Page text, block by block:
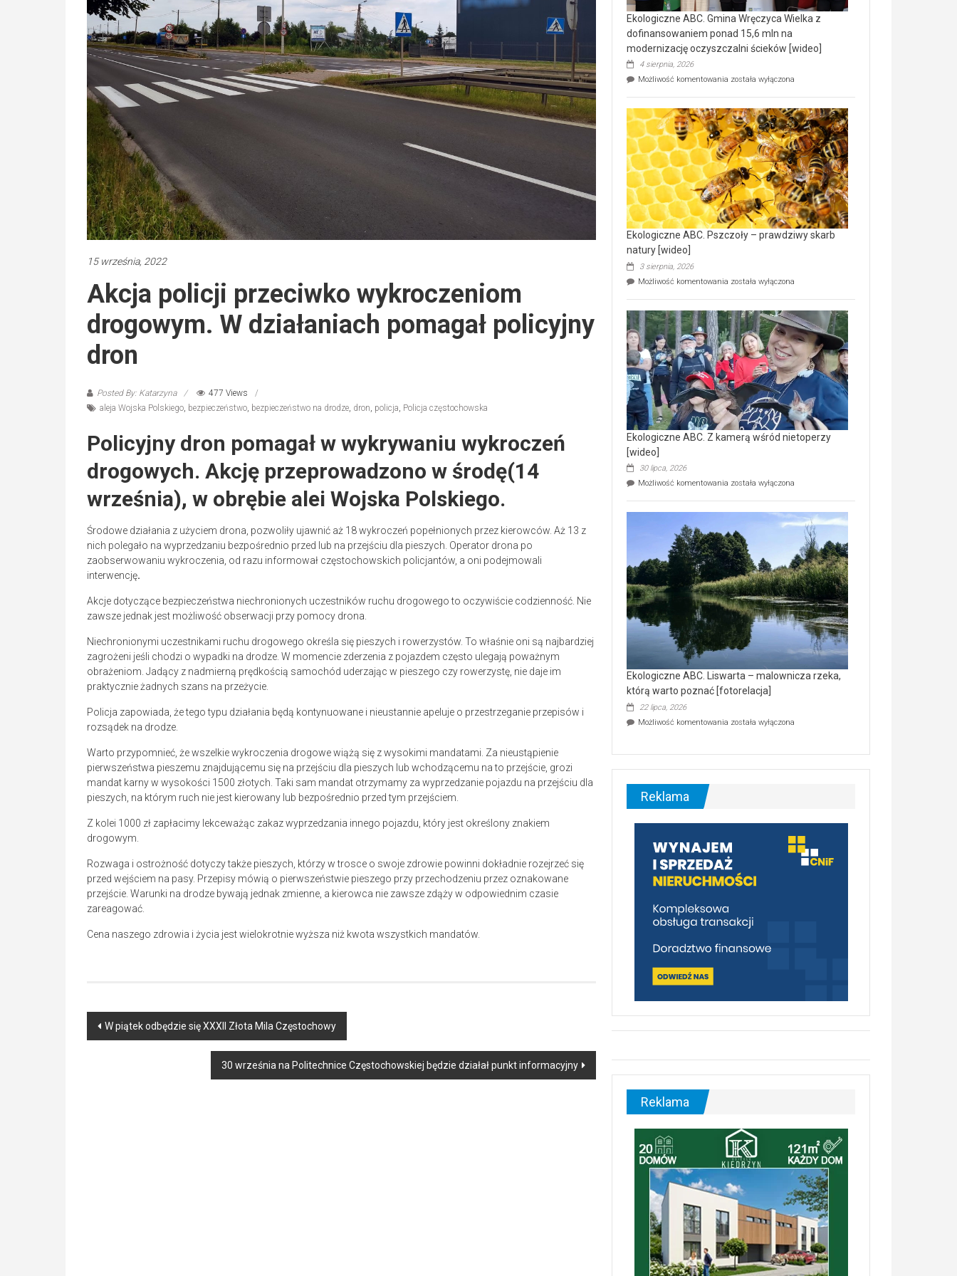
15 września, 2022
Akcja policji przeciwko wykroczeniom
drogowym. W działaniach pomagał policyjny
dron
Posted By: Katarzyna
477 Views
aleja Wojska Polskiego bezpieczeństwo bezpieczeństwo na drodze dron policja Policja częstochowska
Policyjny dron pomagał w wykrywaniu wykroczeń
drogowych. Akcję przeprowadzono w środę(14
września), w obrębie alei Wojska Polskiego.
Środowe działania z użyciem drona, pozwoliły ujawnić aż 18 wykroczeń popełnionych przez kierowców. Aż 13 z
nich polegało na wyprzedzaniu bezpośrednio przed lub na przejściu dla pieszych. Operator drona po
zaobserwowaniu wykroczenia, od razu informował częstochowskich policjantów, a oni podejmowali
interwencję.
Akcje dotyczące bezpieczeństwa niechronionych uczestników ruchu drogowego to oczywiście codzienność. Nie
zawsze jednak jest możliwość obserwacji przy pomocy drona.
Niechronionymi uczestnikami ruchu drogowego określa się pieszych i rowerzystów. To właśnie oni są najbardziej
zagrożeni jeśli chodzi o wypadki na drodze. W momencie zderzenia z pojazdem często ulegają poważnym
obrażeniom. Jadący z nadmierną prędkością samochód uderzając w pieszego czy rowerzystę, nie daje im
praktycznie żadnych szans na przeżycie.
Policja zapowiada, że tego typu działania będą kontynuowane i nieustannie apeluje o przestrzeganie przepisów i
rozsądek na drodze.
Warto przypomnieć, że wszelkie wykroczenia drogowe wiążą się z wysokimi mandatami. Za nieustąpienie
pierwszeństwa pieszemu znajdującemu się na przejściu dla pieszych lub wchodzącemu na to przejście, grozi
mandat karny w wysokości 1500 złotych. Taki sam mandat otrzymamy za wyprzedzanie pojazdu na przejściu dla
pieszych, na którym ruch nie jest kierowany lub bezpośrednio przed tym przejściem.
Z kolei 1000 zł zapłacimy lekceważąc zakaz wyprzedzania innego pojazdu, który jest określony znakiem
drogowym.
Rozwaga i ostrożność dotyczy także pieszych, którzy w trosce o swoje zdrowie powinni dokładnie rozejrzeć się
przed wejściem na pasy. Przepisy mówią o pierwszeństwie pieszego przy przechodzeniu przez oznakowane
przejście. Warunki na drodze bywają jednak zmienne, a kierowca nie zawsze zdąży w odpowiednim czasie
zareagować.
Cena naszego zdrowia i życia jest wielokrotnie wyższa niż kwota wszystkich mandatów.
Post
W piątek odbędzie się XXXII Złota Mila Częstochowy
30 września na Politechnice Częstochowskiej będzie działał punkt informacyjny
Ekologiczne ABC. Gmina Wręczyca Wielka z
dofinansowaniem ponad 15,6 mln na
modernizację oczyszczalni ścieków [wideo]
4 sierpnia, 2026
Możliwość komentowania Ekologiczne
Wręczyca
Wielka
z
dofinansowaniem
ponad
15,6
mln
na
modernizację
oczyszczalni
ścieków
[wideo]
została wyłączona
Ekologiczne ABC. Pszczoły – prawdziwy skarb
natury [wideo]
3 sierpnia, 2026
Możliwość komentowania Ekologiczne
–
prawdziwy
skarb
natury
[wideo]
została wyłączona
Ekologiczne ABC. Z kamerą wśród nietoperzy
[wideo]
30 lipca, 2026
Możliwość komentowania Ekologiczne
wśród
nietoperzy
[wideo]
została wyłączona
Ekologiczne ABC. Liswarta – malownicza rzeka,
którą warto poznać [fotorelacja]
22 lipca, 2026
Możliwość komentowania Ekologiczne
–
malownicza
[fotorelacja]
została wyłączona
Reklama
Reklama